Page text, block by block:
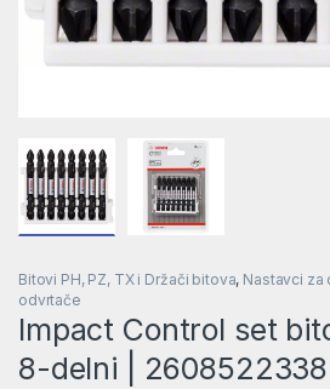
Bitovi PH, PZ, TX i Držači bitova, Nastavci za
odvrtače
Impact Control set
8-delni | 2608522338